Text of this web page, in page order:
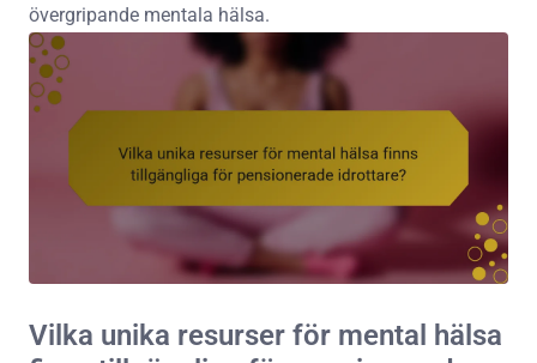
övergripande mentala hälsa.
Vilka unika resurser för mental hälsa